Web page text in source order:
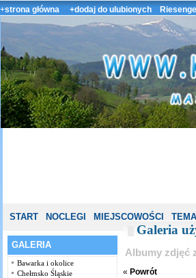
+strona główna +dodaj do ulubionych
START NOCLEGI MIEJSCOWOŚCI
GALERIA
Bawarka i okolice
Chełmsko Śląskie
Galeria
Albumy zdjęć
« Powrót